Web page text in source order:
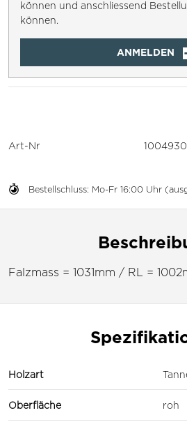
können und anschliessend
können.
ANMELDEN
Bestellschluss: Mo-Fr 16:00 Uhr
Art-Nr 1004930
Falzmass = 1031mm / RL =
Holzart
Oberfläche roh